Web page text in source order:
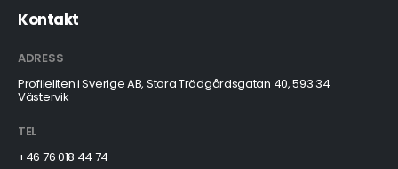
Kontakt
ADRESS
Profileliten i Sverige AB, Stora Trädgårdsgatan 40, 593 34
Västervik
TEL
+46 76 018 44 74